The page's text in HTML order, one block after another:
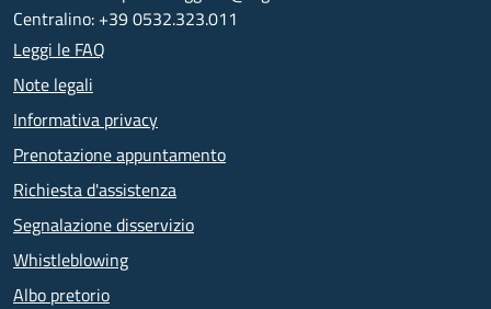
Centralino: +39 0532.323.011
Leggi le FAQ
Note legali
Informativa privacy
Prenotazione appuntamento
Richiesta d'assistenza
Segnalazione disservizio
Whistleblowing
Albo pretorio